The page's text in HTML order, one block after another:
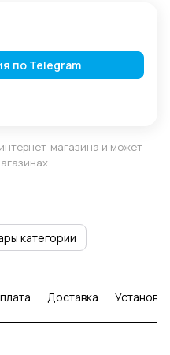
по Telegram
магазина и может
категории
Доставка Установка